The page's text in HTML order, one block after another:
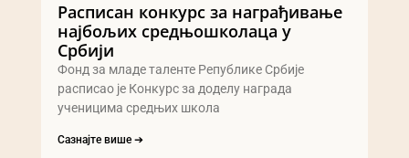
Расписан конкурс за награђивање
најбољих средњошколаца у
Србији
Фонд за младе таленте Републике Србије
расписао је Конкурс за доделу награда
ученицима средњих школа
Сазнајте више ➔